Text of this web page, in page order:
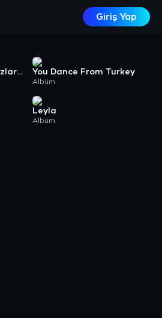
Giriş Yap
Fantezi Şarkılar Yıldızlar Geçidi 1 You Dance From Turkey
Albüm
Leyla
Albüm